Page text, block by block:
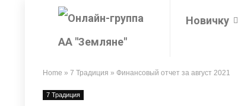
Новичку
Home » 7 Традиция » Финансовый отчет за август 2021
7 Традиция